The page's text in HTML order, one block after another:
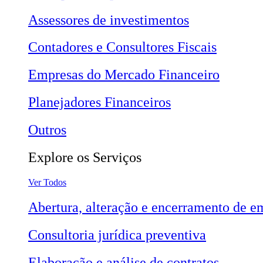
Assessores de investimentos
Contadores e Consultores Fiscais
Empresas do Mercado Financeiro
Planejadores Financeiros
Outros
Explore os Serviços
Ver Todos
Abertura, alteração e encerramento de
Consultoria jurídica preventiva